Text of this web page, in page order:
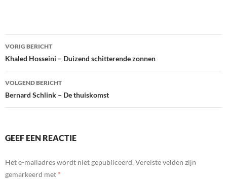
Bericht
navigatie
VORIG BERICHT
Khaled Hosseini – Duizend schitterende zonnen
VOLGEND BERICHT
Bernard Schlink – De thuiskomst
GEEF EEN REACTIE
Het e-mailadres wordt niet gepubliceerd. Vereiste velden zijn
gemarkeerd met *